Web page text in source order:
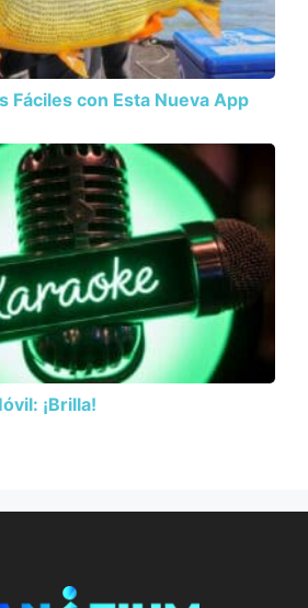
Fáciles con Esta Nueva App
¡Brilla!